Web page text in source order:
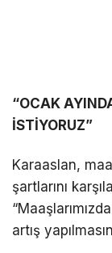
“OCAK
İSTİYORUZ”
Karaaslan,
şartlarını
artış